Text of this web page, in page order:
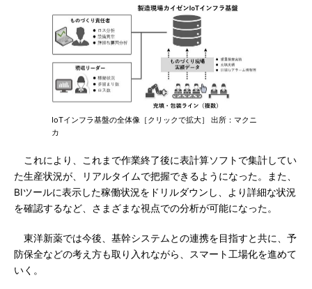
IoTインフラ基盤の全体像［クリックで拡大］ 出所：マクニ
カ
これにより、これまで作業終了後に表計算ソフトで集計してい
た生産状況が、リアルタイムで把握できるようになった。また、
BIツールに表示した稼働状況をドリルダウンし、より詳細な状況
を確認するなど、さまざまな視点での分析が可能になった。
東洋新薬では今後、基幹システムとの連携を目指すと共に、予
防保全などの考え方も取り入れながら、スマート工場化を進めて
いく。